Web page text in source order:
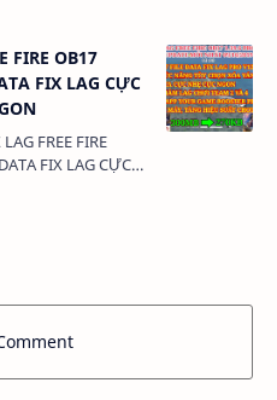
FIRE OB17
FIX LAG CỰC
FIX LAG CỰC